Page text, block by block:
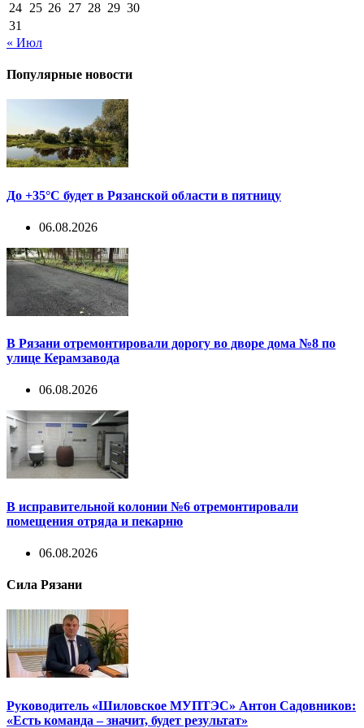
24 25 26 27 28 29 30
31
« Июл
Популярные новости
До +35°С будет в Рязанской области в пятницу
06.08.2026
В Рязани отремонтировали дорогу во дворе дома №8 по
улице Керамзавода
06.08.2026
В исправительной колонии №6 отремонтировали
помещения отряда и пекарню
06.08.2026
Сила Рязани
Руководитель «Шиловское МУПТЭС» Антон Садовников:
«Есть команда – значит, будет результат»